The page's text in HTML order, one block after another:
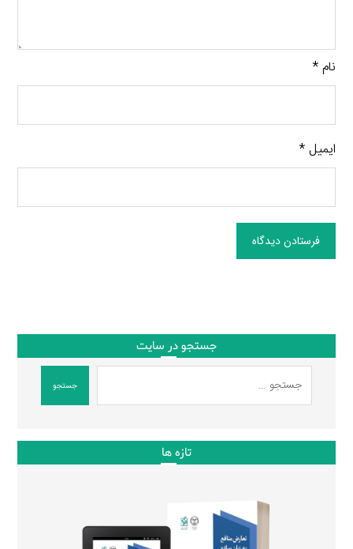
نام*
ایمیل*
فرستادن دیدگاه
جستجو در سایت
جستجو
تازه ها